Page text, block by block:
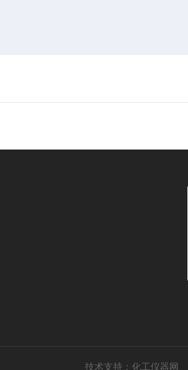
技术支持： 化工仪器网